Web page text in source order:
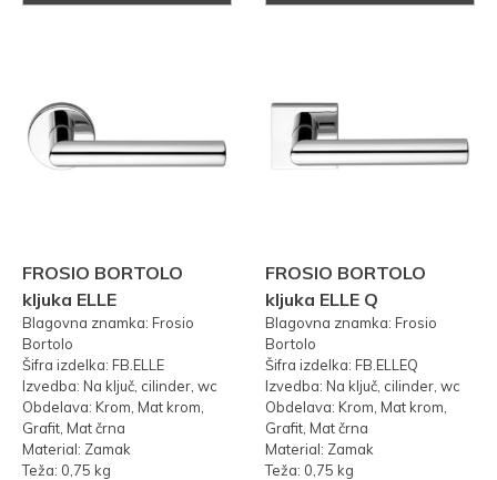
FROSIO BORTOLO
kljuka ELLE
Blagovna znamka: Frosio
Bortolo
Šifra izdelka: FB.ELLE
Izvedba: Na ključ, cilinder, wc
Obdelava: Krom, Mat krom,
Grafit, Mat črna
Material: Zamak
Teža: 0,75 kg
FROSIO BORTOLO
kljuka ELLE Q
Blagovna znamka: Frosio
Bortolo
Šifra izdelka: FB.ELLEQ
Izvedba: Na ključ, cilinder, wc
Obdelava: Krom, Mat krom,
Grafit, Mat črna
Material: Zamak
Teža: 0,75 kg